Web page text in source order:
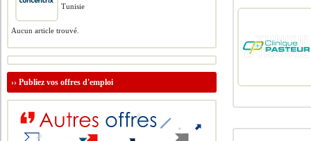
Tunisie
Aucun article trouvé.
››Publiez vos offres d'emploi